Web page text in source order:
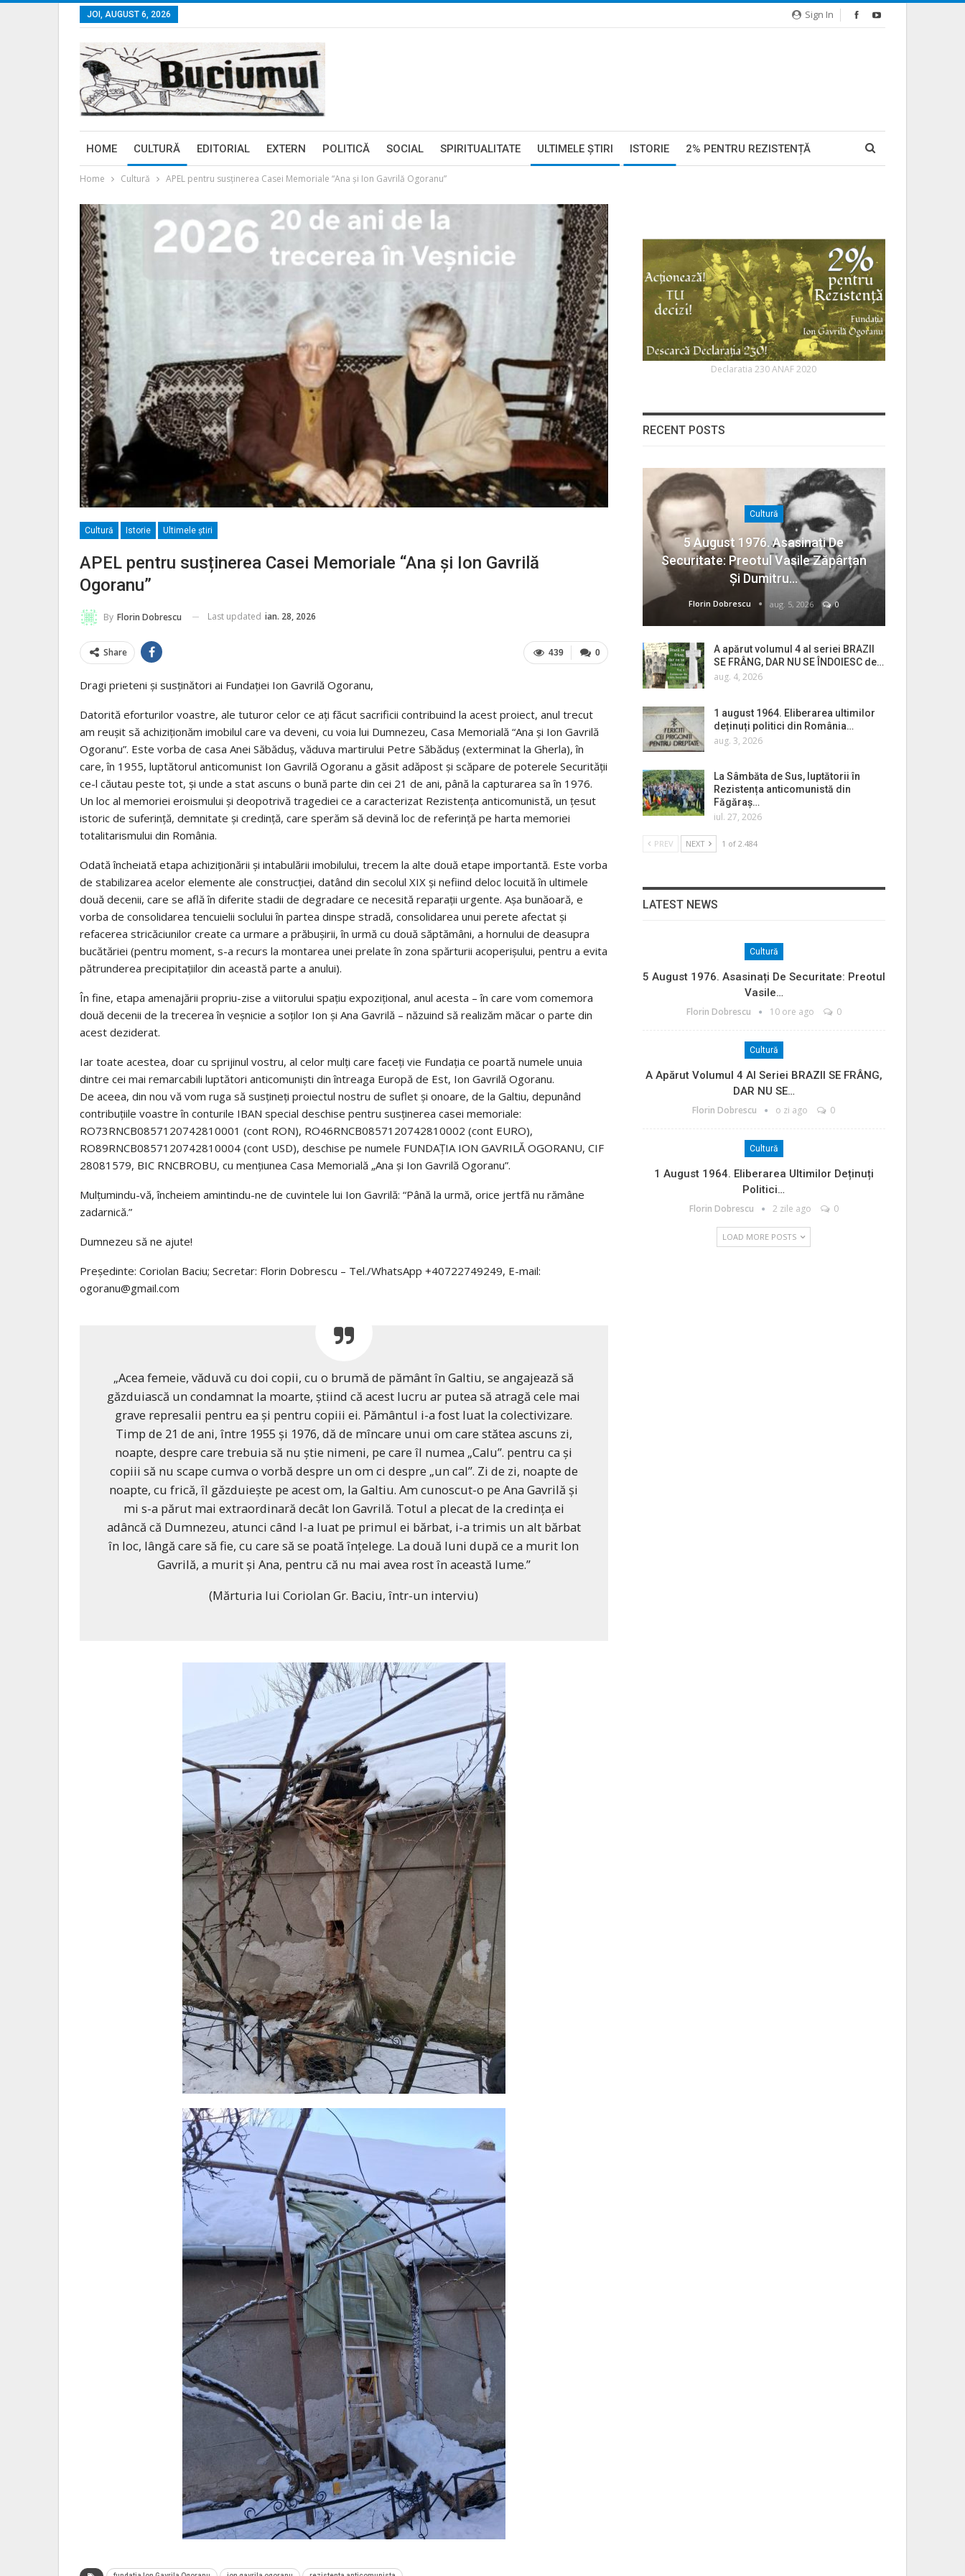
Sign In
JOI, AUGUST 6, 2026
HOME CULTURĂ EDITORIAL EXTERN POLITICĂ SOCIAL SPIRITUALITATE ULTIMELE ŞTIRI ISTORIE 2% PENTRU REZISTENȚĂ
Home Cultură APEL pentru susținerea Casei Memoriale “Ana și Ion Gavrilă Ogoranu”
Cultură Istorie Ultimele ştiri
APEL pentru susținerea Casei Memoriale “Ana și Ion Gavrilă
Ogoranu”
By Florin Dobrescu Last updated ian. 28, 2026
0
439
Share
Dragi prieteni și susținători ai Fundației Ion Gavrilă Ogoranu,
Datorită eforturilor voastre, ale tuturor celor ce ați făcut sacrificii contribuind la acest proiect, anul trecut
am reușit să achiziționăm imobilul care va deveni, cu voia lui Dumnezeu, Casa Memorială “Ana și Ion Gavrilă
Ogoranu”. Este vorba de casa Anei Săbăduș, văduva martirului Petre Săbăduș (exterminat la Gherla), în
care, în 1955, luptătorul anticomunist Ion Gavrilă Ogoranu a găsit adăpost și scăpare de poterele Securității
ce-l căutau peste tot, și unde a stat ascuns o bună parte din cei 21 de ani, până la capturarea sa în 1976.
Un loc al memoriei eroismului și deopotrivă tragediei ce a caracterizat Rezistența anticomunistă, un țesut
istoric de suferință, demnitate și credință, care sperăm să devină loc de referință pe harta memoriei
totalitarismului din România.
Odată încheiată etapa achiziționării și intabulării imobilului, trecem la alte două etape importantă. Este vorba
de stabilizarea acelor elemente ale construcției, datând din secolul XIX și nefiind deloc locuită în ultimele
două decenii, care se află în diferite stadii de degradare ce necesită reparații urgente. Așa bunăoară, e
vorba de consolidarea tencuielii soclului în partea dinspe stradă, consolidarea unui perete afectat și
refacerea stricăciunilor create ca urmare a prăbușirii, în urmă cu două săptămâni, a hornului de deasupra
bucătăriei (pentru moment, s-a recurs la montarea unei prelate în zona spărturii acoperișului, pentru a evita
pătrunderea precipitațiilor din această parte a anului).
În fine, etapa amenajării propriu-zise a viitorului spațiu expozițional, anul acesta – în care vom comemora
două decenii de la trecerea în veșnicie a soților Ion și Ana Gavrilă – năzuind să realizăm măcar o parte din
acest deziderat.
Iar toate acestea, doar cu sprijinul vostru, al celor mulți care faceți vie Fundația ce poartă numele unuia
dintre cei mai remarcabili luptători anticomuniști din întreaga Europă de Est, Ion Gavrilă Ogoranu.
De aceea, din nou vă vom ruga să susțineți proiectul nostru de suflet și onoare, de la Galtiu, depunând
contribuțiile voastre în conturile IBAN special deschise pentru susținerea casei memoriale:
RO73RNCB0857120742810001 (cont RON), RO46RNCB0857120742810002 (cont EURO),
RO89RNCB0857120742810004 (cont USD), deschise pe numele FUNDAȚIA ION GAVRILĂ OGORANU, CIF
28081579, BIC RNCBROBU, cu mențiunea Casa Memorială „Ana și Ion Gavrilă Ogoranu”.
Mulțumindu-vă, încheiem amintindu-ne de cuvintele lui Ion Gavrilă: “Până la urmă, orice jertfă nu rămâne
zadarnică.”
Dumnezeu să ne ajute!
Președinte: Coriolan Baciu; Secretar: Florin Dobrescu – Tel./WhatsApp +40722749249, E-mail:
ogoranu@gmail.com
„Acea femeie, văduvă cu doi copii, cu o brumă de pământ în Galtiu, se angajează să
găzduiască un condamnat la moarte, știind că acest lucru ar putea să atragă cele mai
grave represalii pentru ea și pentru copiii ei. Pământul i-a fost luat la colectivizare.
Timp de 21 de ani, între 1955 și 1976, dă de mîncare unui om care stătea ascuns zi,
noapte, despre care trebuia să nu știe nimeni, pe care îl numea „Calu”. pentru ca și
copiii să nu scape cumva o vorbă despre un om ci despre „un cal”. Zi de zi, noapte de
noapte, cu frică, îl găzduiește pe acest om, la Galtiu. Am cunoscut-o pe Ana Gavrilă și
mi s-a părut mai extraordinară decât Ion Gavrilă. Totul a plecat de la credința ei
adâncă că Dumnezeu, atunci când l-a luat pe primul ei bărbat, i-a trimis un alt bărbat
în loc, lângă care să fie, cu care să se poată înțelege. La două luni după ce a murit Ion
Gavrilă, a murit și Ana, pentru că nu mai avea rost în această lume.”
(Mărturia lui Coriolan Gr. Baciu, într-un interviu)
Declaratia 230 ANAF 2020
RECENT POSTS
Cultură
5 August 1976. Asasinați De
Securitate: Preotul Vasile Zăpârțan
Și Dumitru…
Florin Dobrescu aug. 5, 2026 0
A apărut volumul 4 al seriei BRAZII
SE FRÂNG, DAR NU SE ÎNDOIESC de…
aug. 4, 2026
1 august 1964. Eliberarea ultimilor
deținuți politici din România…
aug. 3, 2026
La Sâmbăta de Sus, luptătorii în
Rezistența anticomunistă din
Făgăraș…
iul. 27, 2026
PREV NEXT 1 of 2.484
LATEST NEWS
Cultură
5 August 1976. Asasinați De Securitate: Preotul
Vasile…
Florin Dobrescu 10 ore ago 0
Cultură
A Apărut Volumul 4 Al Seriei BRAZII SE FRÂNG,
DAR NU SE…
Florin Dobrescu o zi ago 0
Cultură
1 August 1964. Eliberarea Ultimilor Deținuți
Politici…
Florin Dobrescu 2 zile ago 0
LOAD MORE POSTS